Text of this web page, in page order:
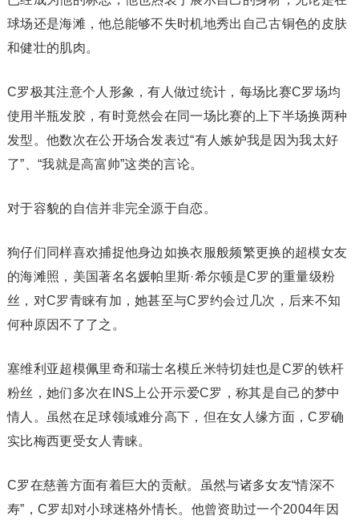
球场还是海滩，他总能够不失时机地秀出自己古铜色的皮肤
和健壮的肌肉。
C罗极其注意个人形象，有人做过统计，每场比赛C罗场均
使用半瓶发胶，有时竟然会在同一场比赛的上下半场换两种
发型。他数次在公开场合发表过“有人嫉妒我是因为我太好
了”、“我就是高富帅”这类的言论。
对于容貌的自信并非完全源于自恋。
狗仔们同样喜欢捕捉他身边如换衣服般频繁更换的超模女友
的海滩照，美国著名名媛帕里斯·希尔顿是C罗的重量级粉
丝，对C罗青睐有加，她甚至与C罗约会过几次，后来不知
何种原因不了了之。
塞维利亚超模佩里奇和瑞士名模丘米特切娃也是C罗的铁杆
粉丝，她们多次在INS上公开示爱C罗，称其是自己的梦中
情人。虽然在足球领域难分高下，但在女人缘方面，C罗确
实比梅西更受女人青睐。
C罗在慈善方面有着巨大的贡献。虽然与诸多女友“情深不
寿”，C罗却对小球迷格外情长。他曾资助过一个2004年因